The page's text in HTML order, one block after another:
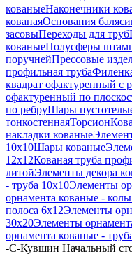
кованыеНаконечники
кованаяОснования
засовыПереходы для труб
кованыеПолусферы
поручнейПрессовые
профильная труба
квадрат офактуренный с
офактуренный по
по ребруШары
тонкостеннаяТорсион
накладки кованые
10х10Шары кованые
12х12Кованая труба
литойЭлементы декора
- труба 10х10Элементы
орнамента кованые -
полоса 6х12Элементы
30х20Элементы
орнамента кованые -
-С-Кувшин Начальный